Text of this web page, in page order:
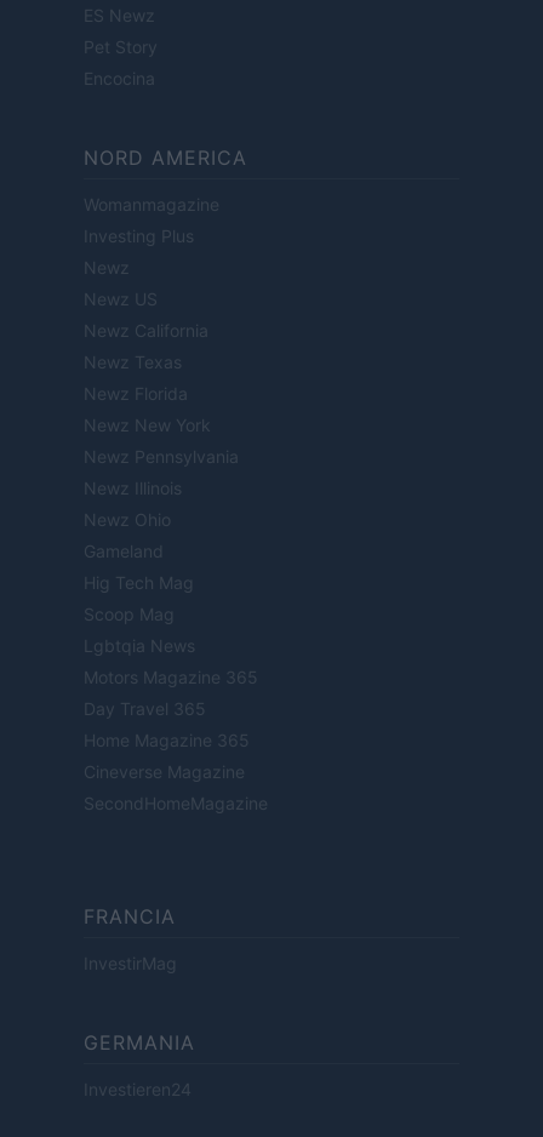
ES Newz
Pet Story
Encocina
NORD AMERICA
Womanmagazine
Investing Plus
Newz
Newz US
Newz California
Newz Texas
Newz Florida
Newz New York
Newz Pennsylvania
Newz Illinois
Newz Ohio
Gameland
Hig Tech Mag
Scoop Mag
Lgbtqia News
Motors Magazine 365
Day Travel 365
Home Magazine 365
Cineverse Magazine
SecondHomeMagazine
FRANCIA
InvestirMag
GERMANIA
Investieren24